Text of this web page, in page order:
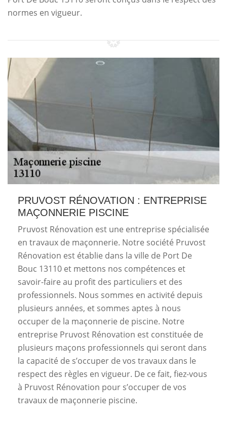
normes en vigueur.
PRUVOST RÉNOVATION : ENTREPRISE
MAÇONNERIE PISCINE
Pruvost Rénovation est une entreprise spécialisée
en travaux de maçonnerie. Notre société Pruvost
Rénovation est établie dans la ville de Port De
Bouc 13110 et mettons nos compétences et
savoir-faire au profit des particuliers et des
professionnels. Nous sommes en activité depuis
plusieurs années, et sommes aptes à nous
occuper de la maçonnerie de piscine. Notre
entreprise Pruvost Rénovation est constituée de
plusieurs maçons professionnels qui seront dans
la capacité de s’occuper de vos travaux dans le
respect des règles en vigueur. De ce fait, fiez-vous
à Pruvost Rénovation pour s’occuper de vos
travaux de maçonnerie piscine.